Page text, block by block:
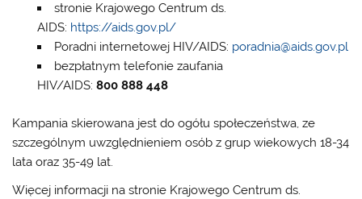
stronie Krajowego Centrum ds.
AIDS: https://aids.gov.pl/
Poradni internetowej HIV/AIDS: poradnia@aids.gov.pl
bezpłatnym telefonie zaufania
HIV/AIDS: 800 888 448
Kampania skierowana jest do ogółu społeczeństwa, ze
szczególnym uwzględnieniem osób z grup wiekowych 18-34
lata oraz 35-49 lat.
Więcej informacji na stronie Krajowego Centrum ds.